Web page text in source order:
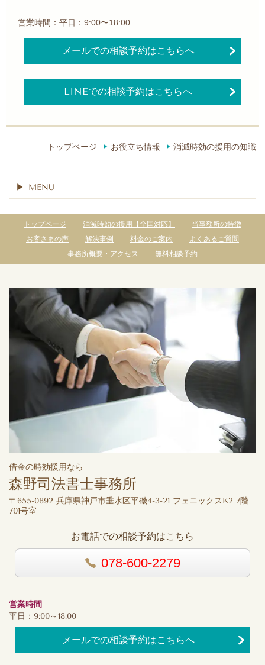
営業時間：平日：9:00〜18:00
メールでの相談予約はこちらへ
LINEでの相談予約はこちらへ
トップページ お役立ち情報 消滅時効の援用の知識
MENU
トップページ 消滅時効の援用【全国対応】
当事務所の特徴
お客さまの声
解決事例 料金のご案内
よくあるご質問
事務所概要・アクセス
無料相談予約
借金の時効援用なら
森野司法書士事務所
〒655-0892 兵庫県神戸市垂水区平磯4-3-21 フェニックスK2 7階
701号室
お電話での相談予約はこちら
078-600-2279
営業時間
平日：9:00～18:00
メールでの相談予約はこちらへ